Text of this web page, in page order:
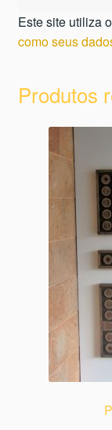
Este site utiliza
como seus
Produtos